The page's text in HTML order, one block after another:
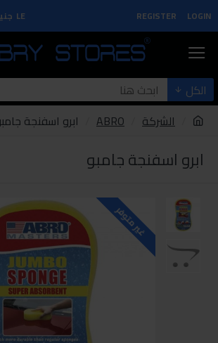
LOGIN
REGISTER
LE
الكل
الشركة
ABRO ابرو اسفنجة
ابرو اسفنجة جامبو
غير متوفر